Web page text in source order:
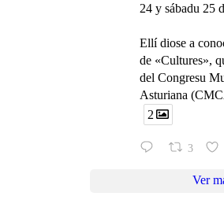
24 y sábadu 25
Ellí diose a
de «Cultures»,
del Congresu
Asturiana
2
3
Ver